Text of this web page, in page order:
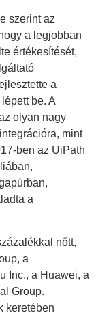
szerint az
a legjobban
értékesítését,
a
be. A
olyan nagy
mint
ben az UiPath
a
nőtt,
a
Inc., a Huawei, a
Group.
keretében